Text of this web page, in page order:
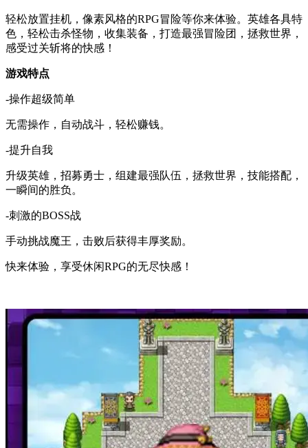
轻松放置挂机，像素风格的RPG冒险等你来体验。英雄各具特
色，轻松击杀怪物，收集装备，打造最强冒险团，拯救世界，
感受过关斩将的快感！
游戏特点
-操作超级简单
无需操作，自动战斗，轻松赚钱。
-提升自我
升级英雄，招募勇士，组建最强队伍，拯救世界，技能搭配，
一瞬间的胜负。
-刺激的BOSS战
手动挑战魔王，击败后获得丰厚奖励。
快来体验，享受休闲RPG的无尽快感！